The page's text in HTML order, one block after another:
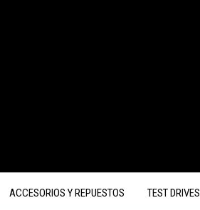
ACCESORIOS Y REPUESTOS TEST DRIVES